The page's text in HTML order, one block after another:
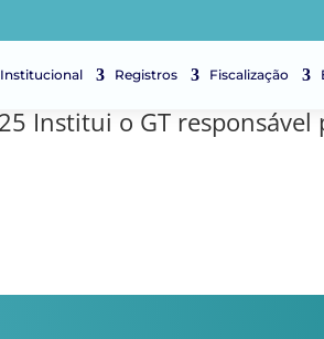
Institucional Registros Fiscalização
Institui o GT